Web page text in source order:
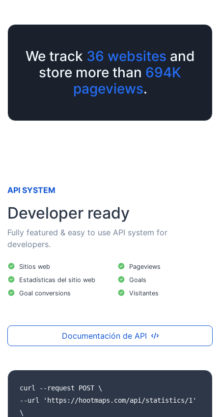
We track 36 websites and
store more than 694K
pageviews.
API SYSTEM
Developer ready
Fully featured & easy to use API system for
developers.
Sitios web
Estadísticas del sitio web
Goal conversions
Pageviews
Goals
Visitantes
Documentación de API
curl --request POST \
--url
'https://hootmaps.com/api/statistics/1'
\